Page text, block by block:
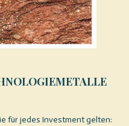
für jedes Investment gelten: